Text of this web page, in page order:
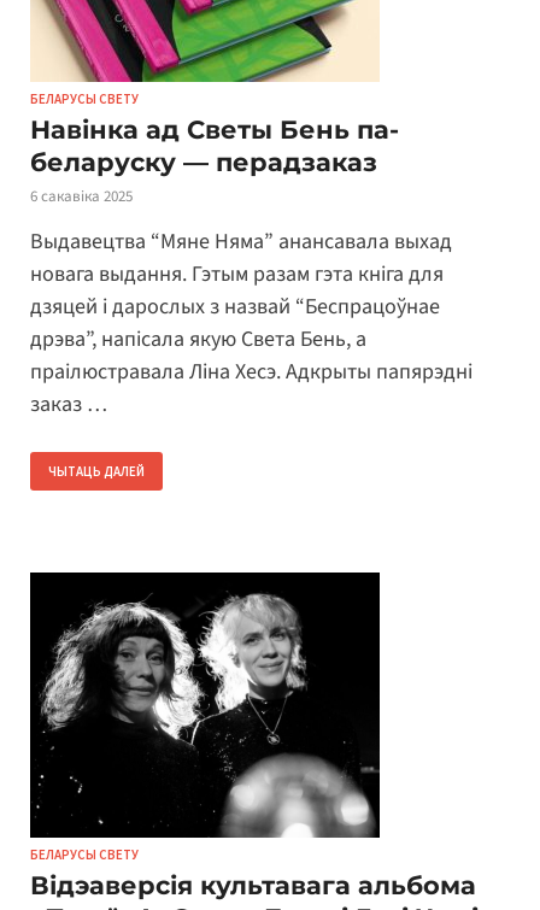
БЕЛАРУСЫ СВЕТУ
Навінка ад Светы Бень па-
беларуску — перадзаказ
6 сакавіка 2025
Выдавецтва “Мяне Няма” анансавала выхад
новага выдання. Гэтым разам гэта кніга для
дзяцей і дарослых з назвай “Беспрацоўнае
дрэва”, напісала якую Света Бень, а
праілюстравала Ліна Хесэ. Адкрыты папярэдні
заказ …
ЧЫТАЦЬ ДАЛЕЙ
БЕЛАРУСЫ СВЕТУ
Відэаверсія культавага альбома